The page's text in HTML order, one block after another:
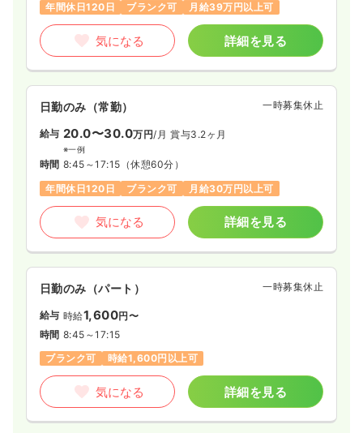
年間休日120日
ブランク可 月給39万円以上可
気になる 詳細を見る
日勤のみ（常勤） 一時募集休止
給与 20.0〜30.0万円/月 賞与3.2ヶ月
※一例
時間 8:45～17:15 （休憩60分）
年間休日120日
ブランク可 月給30万円以上可
気になる 詳細を見る
日勤のみ（パート） 一時募集休止
給与 時給1,600円〜
時間 8:45～17:15
ブランク可
時給1,600円以上可
気になる 詳細を見る